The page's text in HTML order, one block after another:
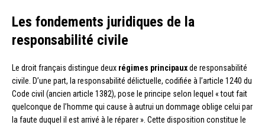
Les fondements juridiques de la
responsabilité civile
Le droit français distingue deux régimes principauxde responsabilité
civile. D’une part, la responsabilité délictuelle, codifiée à l’article 1240 du
Code civil (ancien article 1382), pose le principe selon lequel « tout fait
quelconque de l’homme qui cause à autrui un dommage oblige celui par
la faute duquel il est arrivé à le réparer ». Cette disposition constitue le